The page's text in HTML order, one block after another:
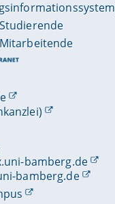
bamberg.de
bamberg.de